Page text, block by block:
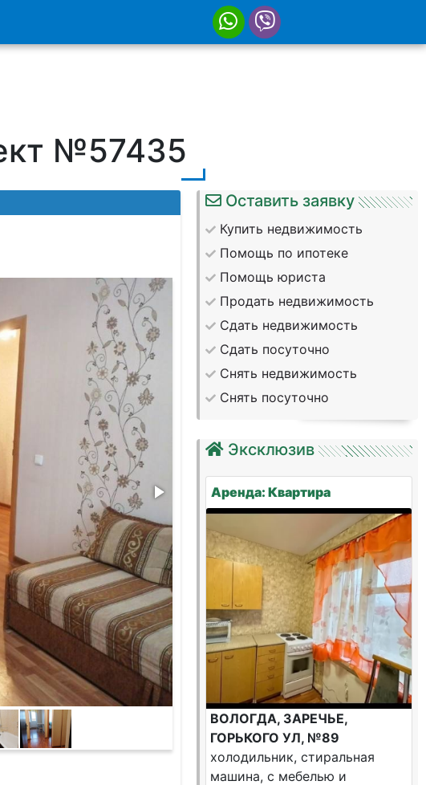
№57435
Оставить заявку
Купить недвижимость
Помощь по ипотеке
Помощь юриста
Продать недвижимость
Сдать недвижимость
Сдать посуточно
Снять недвижимость
Снять посуточно
Эксклюзив
Аренда: Квартира
ВОЛОГДА, ЗАРЕЧЬЕ,
ГОРЬКОГО УЛ, №89
холодильник, стиральная
машина, с мебелью и